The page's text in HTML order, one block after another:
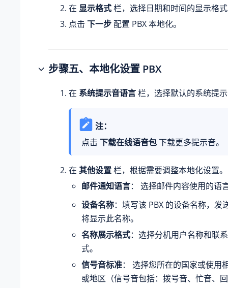
在 显示格式栏，选择日期和时间的显示格
点击 下一步 配置 PBX 本地化。
步骤五、本地化设置 PBX
在 系统提示音语言栏，选择默认的系统提
注：
点击 下载在线语音包下载更多提示音。
在 其他设置栏，根据需要调整本地化设置。
邮件通知语言： 选择邮件内容使用的语
设备名称：填写该 PBX 的设备名称，发
将显示此名称。
名称展示格式：选择分机用户名称和联
式。
信号音标准： 选择您所在的国家或使用
或地区（信号音包括：拨号音、忙音、